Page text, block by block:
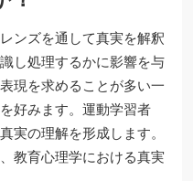
ンズを通して真実を解釈
し処理するかに影響を与
現を求めることが多い一
好みます。運動学習者
実の理解を形成します。
教育心理学における真実